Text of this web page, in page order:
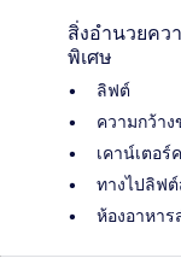
สิ่งอำนวยคว
พิเศษ
ลิฟต์
ความกว้า
เคาน์เตอ
ทางไปลิฟ
ห้องอาหา